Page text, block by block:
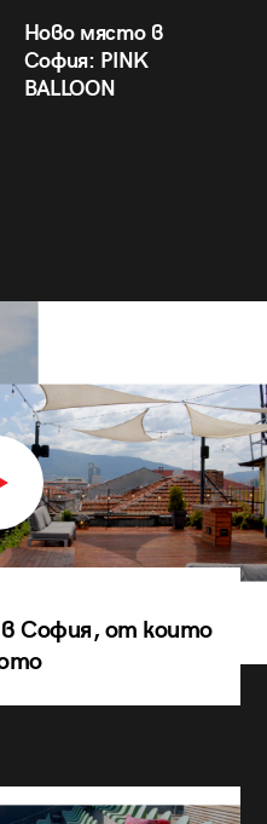
Ново място в
София: PINK
BALLOON
в София, от които